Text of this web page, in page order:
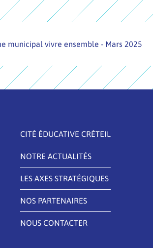
municipal vivre ensemble - Mars 2025
CITÉ ÉDUCATIVE CRÉTEIL
NOTRE ACTUALITÉS
LES AXES STRATÉGIQUES
NOS PARTENAIRES
NOUS CONTACTER